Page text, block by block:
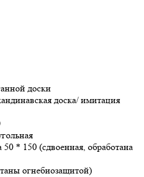
доски
доска/ имитация
50 * 150 (сдвоенная, обработана
огнебиозащитой)